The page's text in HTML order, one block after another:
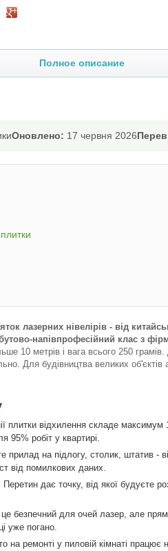
Полное описание
Оновлено: 17 червня 2026
лазерних нівелірів - від
напівпрофесійний клас з
10 метрів і вага всього 250
Для будівництва великих
плитки відхилення складе
95% робіт у квартирі.
прилад на підлогу, столик, штатив -
від помилкових даних.
Перетин дає точку, від якої будуєте
безпечний для очей лазер, але
уже погано.
на ремонті у пиловій кімнаті